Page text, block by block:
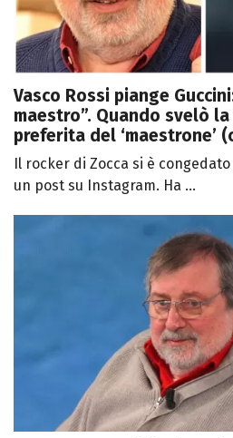
Vasco Rossi piange
maestro”. Quando svelò
preferita del ‘maestrone’
Il rocker di Zocca si è
un post su Instagram. Ha ...